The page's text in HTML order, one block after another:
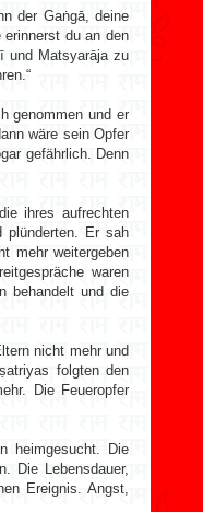
der Gaṅgā, deine
du an den
und Matsyarāja zu
genommen und er
wäre sein Opfer
gefährlich. Denn
ihres aufrechten
plünderten. Er sah
mehr weitergeben
waren
behandelt und die
nicht mehr und
folgten den
Die Feueropfer
heimgesucht. Die
Die Lebensdauer,
Ereignis. Angst,